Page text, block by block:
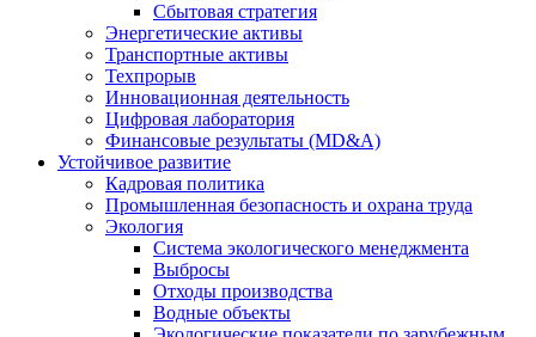
Сбытовая стратегия
Энергетические активы
Транспортные активы
Техпрорыв
Инновационная деятельность
Цифровая лаборатория
Финансовые результаты (MD&A)
Устойчивое развитие
Кадровая политика
Промышленная безопасность и охрана труда
Экология
Система экологического менеджмента
Выбросы
Отходы производства
Водные объекты